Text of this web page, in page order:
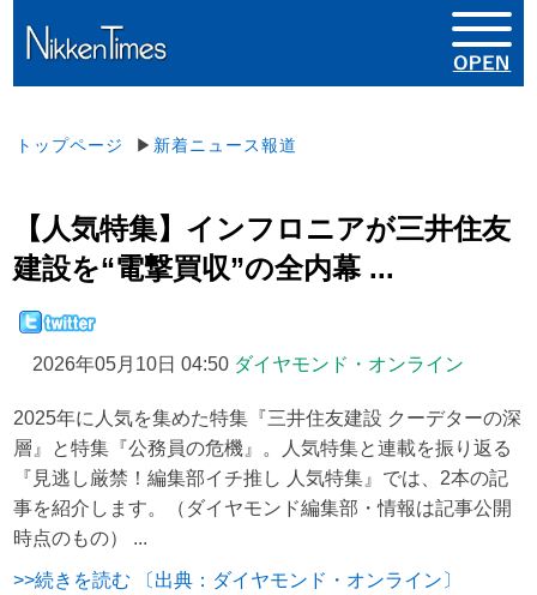
トップページ ▶ 新着ニュース報道
【人気特集】インフロニアが三井住友
建設を“電撃買収”の全内幕 ...
2026年05月10日 04:50 ダイヤモンド・オンライン
2025年に人気を集めた特集『三井住友建設 クーデターの深
層』と特集『公務員の危機』。人気特集と連載を振り返る
『見逃し厳禁！編集部イチ推し 人気特集』では、2本の記
事を紹介します。（ダイヤモンド編集部・情報は記事公開
時点のもの） ...
>>続きを読む 〔出典：ダイヤモンド・オンライン〕